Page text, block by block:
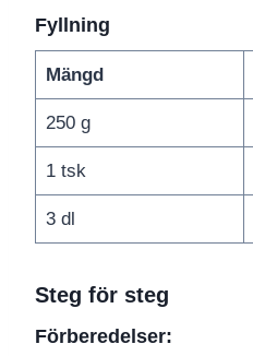
Fyllning
Mängd
250 g
1 tsk
3 dl
Steg för steg
Förberedelser: